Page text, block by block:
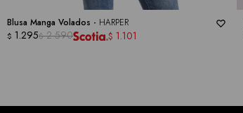
Blusa Manga Volados - HARPER
$ 1.295$ 2.590 $ 1.101